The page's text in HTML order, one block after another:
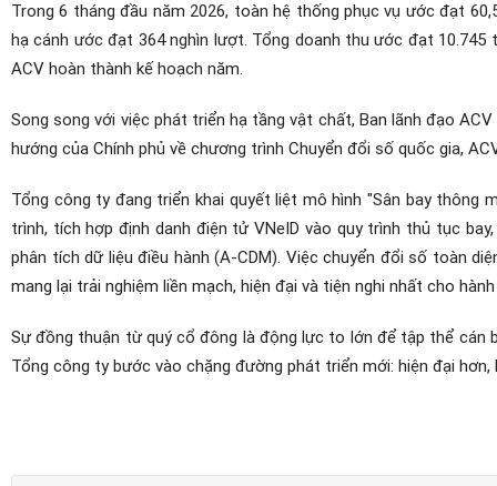
Trong 6 tháng đầu năm 2026, toàn hệ thống phục vụ ước đạt
hạ cánh ước đạt 364 nghìn lượt. Tổng doanh thu ước đạt
ACV hoàn thành kế hoạch năm.
Song song với việc phát triển hạ tầng vật chất, Ban lãnh đạo
hướng của Chính phủ về chương trình Chuyển đổi số quốc gia,
Tổng công ty đang triển khai quyết liệt mô hình "Sân bay thông
trình, tích hợp định danh điện tử VNeID vào quy trình thủ tục
phân tích dữ liệu điều hành (A-CDM). Việc chuyển đổi số toàn
mang lại trải nghiệm liền mạch, hiện đại và tiện nghi nhất cho
Sự đồng thuận từ quý cổ đông là động lực to lớn để tập thể cán
Tổng công ty bước vào chặng đường phát triển mới: hiện đại hơn,